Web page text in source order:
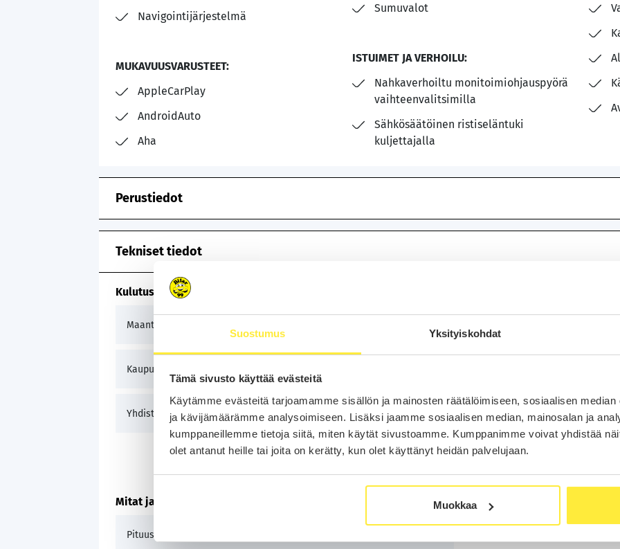
Suostumus Yksityiskohdat
Tämä sivusto käyttää evästeitä
Käytämme evästeitä tarjoamamme sisällön ja mainosten räätälöimiseen, sosiaalisen
ja kävijämäärämme analysoimiseen. Lisäksi jaamme sosiaalisen median, mainosalan ja
kumppaneillemme tietoja siitä, miten käytät sivustoamme. Kumppanimme voivat yhdistää
olet antanut heille tai joita on kerätty, kun olet käyttänyt heidän palvelujaan.
Muokkaa
Navigointijärjestelmä
MUKAVUUSVARUSTEET:
AppleCarPlay
AndroidAuto
Aha
Sumuvalot
ISTUIMET JA VERHOILU:
Nahkaverhoiltu monitoimiohjauspyörä
vaihteenvalitsimilla
Sähkösäätöinen ristiseläntuki
kuljettajalla
Perustiedot
Tekniset tiedot
Kulutus ja päästöt
Maantie
Kaupunki
Yhdistetty 5,8 l/100km Kiihtyvyys
Huippunopeus
Mitat ja paino
Pituus x Leveys x Korkeus